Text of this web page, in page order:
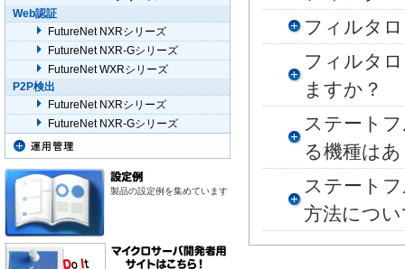
フィルタ
フィルタ
ますか？
ステート
る機種は
ステート
方法につ
Web認証
FutureNet NXRシリーズ
FutureNet NXR-Gシリーズ
FutureNet WXRシリーズ
P2P検出
FutureNet NXRシリーズ
FutureNet NXR-Gシリーズ
製品の設定例を集めています